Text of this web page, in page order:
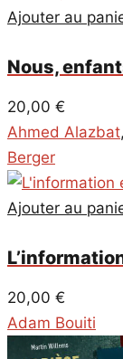
Ajouter au
Nous,
20,00 €
Ahmed Alazbat,
Berger
Ajouter au
20,00 €
Adam Bouiti